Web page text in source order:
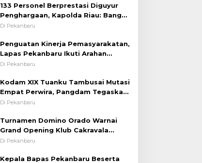
133 Personel Berprestasi Diguyur
Penghargaan, Kapolda Riau: Bangun
Kepercayaan Publik dengan Karya
Di Pekanbaru
Penguatan Kinerja Pemasyarakatan,
Lapas Pekanbaru Ikuti Arahan
Dirjenpas Secara Virtual
Di Pekanbaru
Kodam XIX Tuanku Tambusai Mutasi
Empat Perwira, Pangdam Tegaskan
Regenerasi untuk Perkuat Kinerja
Di Pekanbaru
Turnamen Domino Orado Warnai
Grand Opening Klub Cakravala
Pekanbaru
Di Pekanbaru
Kepala Bapas Pekanbaru Beserta